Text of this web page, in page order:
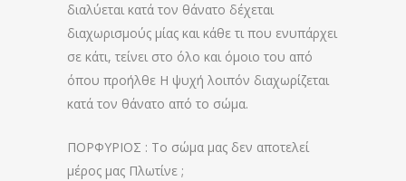
διαλύεται κατά τον θάνατο δέχεται
διαχωρισμούς μίας και κάθε τι που ενυπάρχει
σε κάτι, τείνει στο όλο και όμοιο του από
όπου προήλθε Η ψυχή λοιπόν διαχωρίζεται
κατά τον θάνατο από το σώμα.
ΠΟΡΦΥΡΙΟΣ : Το σώμα μας δεν αποτελεί
μέρος μας Πλωτίνε ;